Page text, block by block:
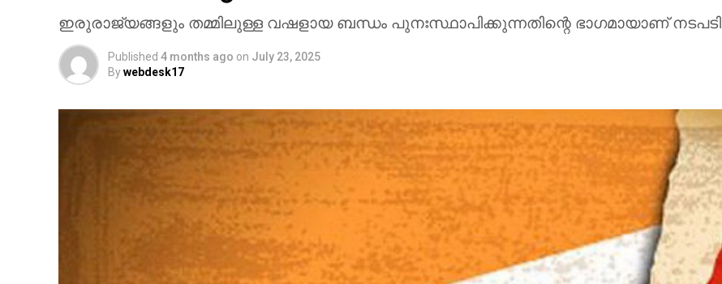
ഇരുരാജ്യങ്ങളും തമ്മിലുള്ള വഷളായ ബന്ധം പുനഃസ്ഥാപിക്കുന്നതിന്റെ ഭാഗമായാണ് നടപടി
Published 4 months ago on July 23, 2025
Bywebdesk17